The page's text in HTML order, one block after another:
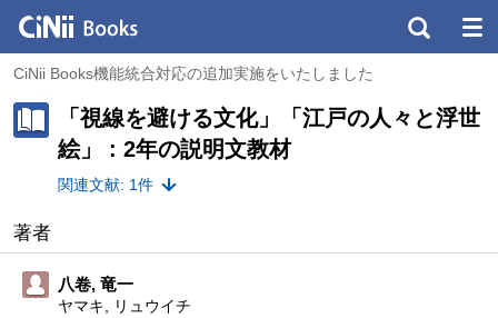
CiNii Books機能統合対応の追加実施をいたしました
「視線を避ける文化」「江戸の人々と浮世
絵」 : 2年の説明文教材
関連文献: 1件
著者
八卷, 竜一
ヤマキ, リュウイチ